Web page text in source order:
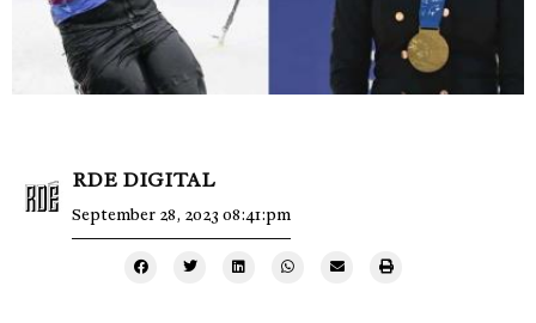
RDE DIGITAL
September 28, 2023 08:41:pm